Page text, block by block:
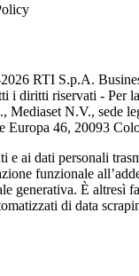
2026 RTI S.p.A.
i diritti riservati - Per
Mediaset N.V., sede
Europa 46, 20093
e ai dati personali
funzionale
generativa. È altresì
di data